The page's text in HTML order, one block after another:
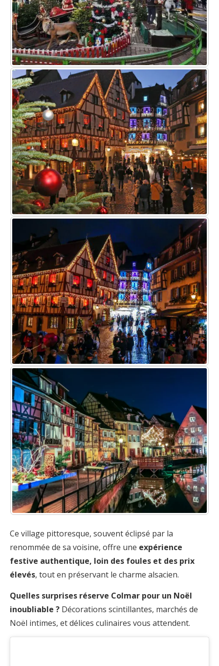
Ce village pittoresque, souvent éclipsé par la
renommée de sa voisine, offre une expérience
festive authentique, loin des foules et des prix
élevés, tout en préservant le charme alsacien.
Quelles surprises réserve Colmar pour un Noël
inoubliable ? Décorations scintillantes, marchés de
Noël intimes, et délices culinaires vous attendent.